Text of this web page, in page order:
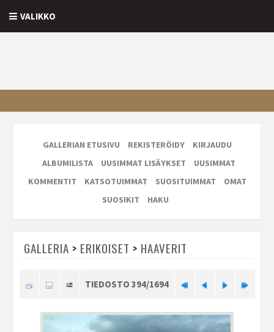
VALIKKO
GALLERIAN ETUSIVU REKISTERÖIDY
KIRJAUDU
ALBUMILISTA
UUSIMMAT LISÄYKSET
UUSIMMAT
KOMMENTIT
KATSOTUIMMAT SUOSITUIMMAT
OMAT
SUOSIKIT
HAKU
GALLERIA > ERIKOISET > HAAVERIT
TIEDOSTO 394/1694